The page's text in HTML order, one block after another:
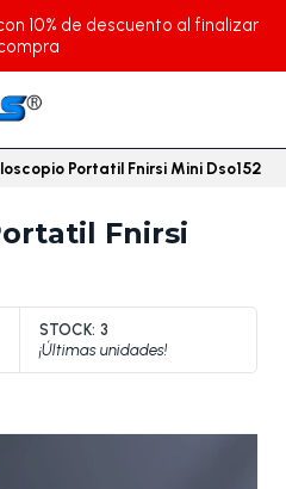
10% de descuento al finalizar
Portatil Fnirsi Mini Dso152
Fnirsi
STOCK: 3
¡Últimas unidades!